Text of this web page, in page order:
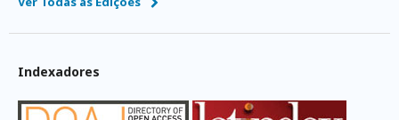
Indexadores